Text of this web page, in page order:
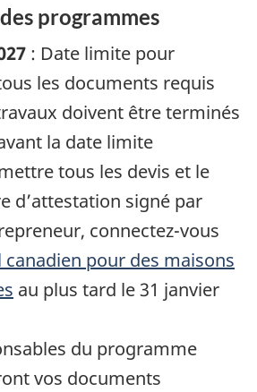
programmes
: Date limite pour
les documents requis
doivent être terminés
la date limite
tous les devis et le
d’attestation signé par
connectez-vous
pour des maisons
au plus tard le 31 janvier
du programme
vos documents